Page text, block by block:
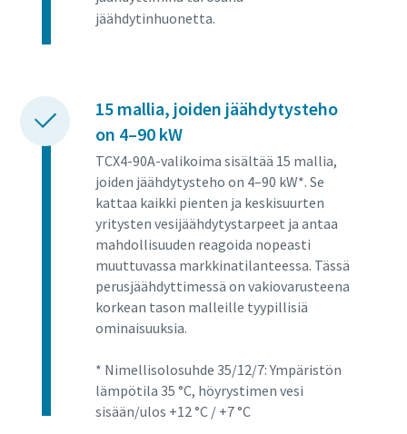
jäähdytinhuonetta.
15 mallia, joiden jäähdytysteho
on 4–90 kW
TCX4-90A-valikoima sisältää 15 mallia,
joiden jäähdytysteho on 4–90 kW*. Se
kattaa kaikki pienten ja keskisuurten
yritysten vesijäähdytystarpeet ja antaa
mahdollisuuden reagoida nopeasti
muuttuvassa markkinatilanteessa. Tässä
perusjäähdyttimessä on vakiovarusteena
korkean tason malleille tyypillisiä
ominaisuuksia.
* Nimellisolosuhde 35/12/7: Ympäristön
lämpötila 35 °C, höyrystimen vesi
sisään/ulos +12 °C / +7 °C